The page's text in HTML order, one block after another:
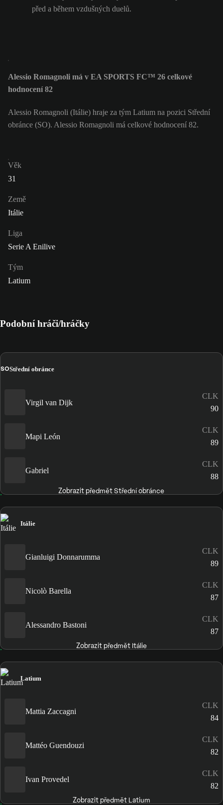
před a během vzdušných duelů.
Alessio Romagnoli má v EA SPORTS FC™ 26 celkové
hodnocení 82
Alessio Romagnoli (Itálie) hraje za tým Latium na pozici Střední
obránce (SO). Alessio Romagnoli má celkové hodnocení 82.
Věk
31
Země
Itálie
Liga
Serie A Enilive
Tým
Latium
Podobní hráči/hráčky
SOStřední obránce
Virgil van Dijk
CLK
90
Mapi León
CLK
89
Gabriel
CLK
88
Zobrazit předmět Střední obránce
Itálie
Gianluigi Donnarumma
CLK
89
Nicolò Barella
CLK
87
Alessandro Bastoni
CLK
87
Zobrazit předmět Itálie
Latium
Mattia Zaccagni
CLK
84
Mattéo Guendouzi
CLK
82
Ivan Provedel
CLK
82
Zobrazit předmět Latium